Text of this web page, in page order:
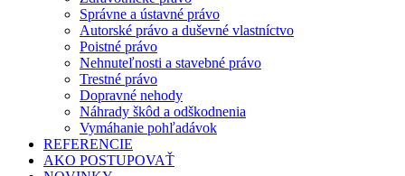
Správne a ústavné právo
Autorské právo a duševné vlastníctvo
Poistné právo
Nehnuteľnosti a stavebné právo
Trestné právo
Dopravné nehody
Náhrady škôd a odškodnenia
Vymáhanie pohľadávok
REFERENCIE
AKO POSTUPOVAŤ